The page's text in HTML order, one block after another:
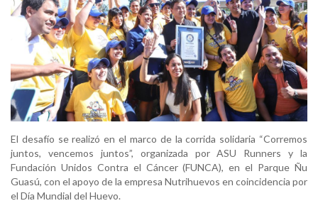
El desafío se realizó en el marco de la corrida solidaria “Corremos
juntos, vencemos juntos”, organizada por ASU Runners y la
Fundación Unidos Contra el Cáncer (FUNCA), en el Parque Ñu
Guasú, con el apoyo de la empresa Nutrihuevos en coincidencia por
el Día Mundial del Huevo.